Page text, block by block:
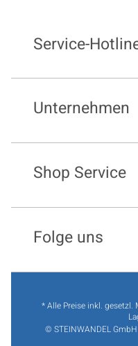
Service-
Unternehmen
Shop Service
Folge uns
* Alle Preise inkl. gesetzl.
© STEINWANDEL